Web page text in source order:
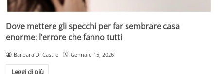
Dove mettere gli specchi per far sembrare casa
enorme: l’errore che fanno tutti
Barbara Di Castro Gennaio 15, 2026
Leggi di più